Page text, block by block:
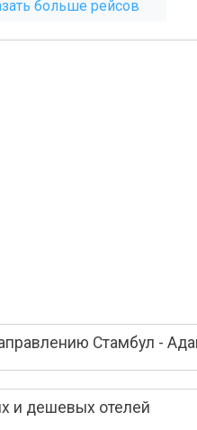
больше рейсов
Стамбул -
и дешевых отелей